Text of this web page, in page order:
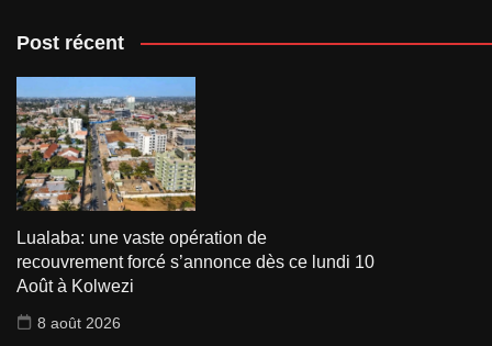
Post récent
Lualaba: une vaste opération de
recouvrement forcé s’annonce dès ce lundi 10
Août à Kolwezi
8 août 2026